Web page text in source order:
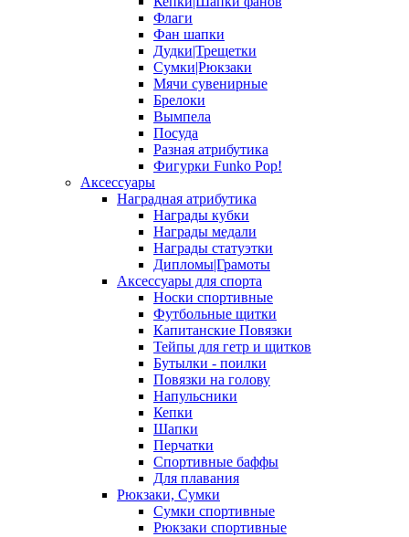
Флаги
Фан шапки
Дудки|Трещетки
Сумки|Рюкзаки
Мячи сувенирные
Брелоки
Вымпела
Посуда
Разная атрибутика
Фигурки Funko Pop!
Аксессуары
Наградная атрибутика
Награды кубки
Награды медали
Награды статуэтки
Дипломы|Грамоты
Аксессуары для спорта
Носки спортивные
Футбольные щитки
Капитанские Повязки
Тейпы для гетр и щитков
Бутылки - поилки
Повязки на голову
Напульсники
Кепки
Шапки
Перчатки
Спортивные баффы
Для плавания
Рюкзаки, Сумки
Сумки спортивные
Рюкзаки спортивные